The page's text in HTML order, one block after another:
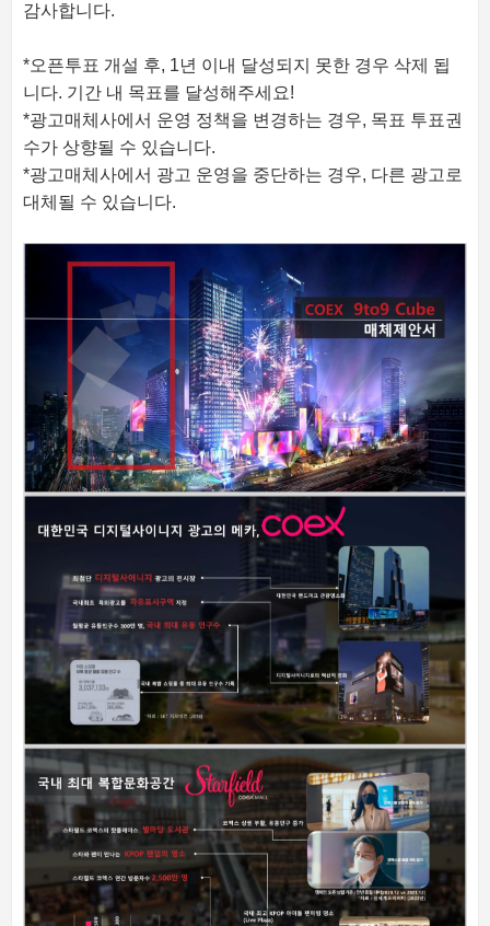
감사합니다.
*오픈투표 개설 후, 1년 이내 달성되지 못한 경우 삭제 됩
니다. 기간 내 목표를 달성해주세요!
*광고매체사에서 운영 정책을 변경하는 경우, 목표 투표권
수가 상향될 수 있습니다.
*광고매체사에서 광고 운영을 중단하는 경우, 다른 광고로
대체될 수 있습니다.